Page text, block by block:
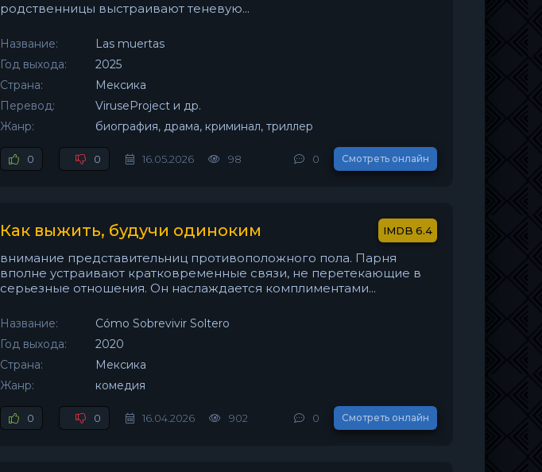
родственницы выстраивают теневую...
Название:
Las muertas
Год выхода:
2025
Страна:
Мексика
Перевод:
ViruseProject и др.
Жанр:
биография, драма, криминал, триллер
0 0 16.05.2026 98 0 Смотреть онлайн
Как выжить, будучи одиноким 6.4
внимание представительниц противоположного пола. Парня
вполне устраивают кратковременные связи, не перетекающие в
серьезные отношения. Он наслаждается комплиментами...
Название:
Cómo Sobrevivir Soltero
Год выхода:
2020
Страна:
Мексика
Жанр:
комедия
0 0 16.04.2026 902 0 Смотреть онлайн